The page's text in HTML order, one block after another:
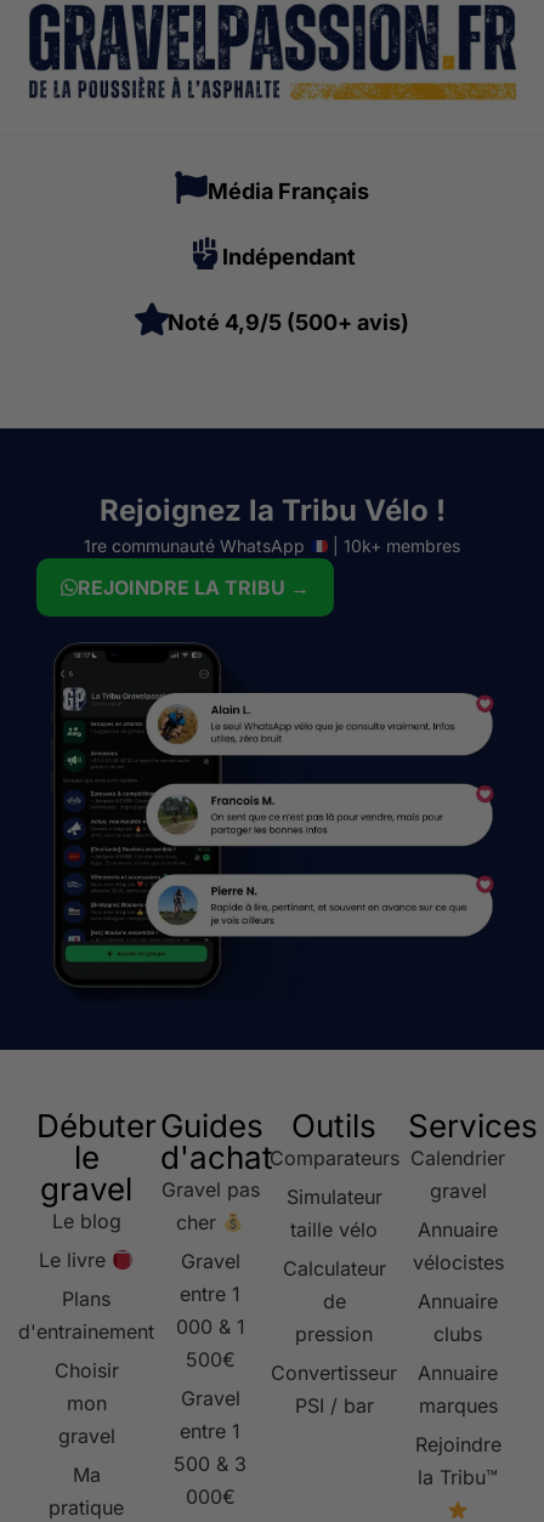
Média Français
Indépendant
Noté 4,9/5 (500+ avis)
Rejoignez la Tribu Vélo !
1re communauté WhatsApp | 10k+ membres
REJOINDRE LA TRIBU →
Débuter
le
gravel
Le blog
Le livre
Plans
d'entrainement
Choisir
mon
gravel
Ma
pratique
Guides
d'achat
Gravel pas
cher
Gravel
entre 1
000 & 1
500€
Gravel
entre 1
500 & 3
000€
Outils
Comparateurs
Simulateur
taille vélo
Calculateur
de
pression
Convertisseur
PSI / bar
Services
Calendrier
gravel
Annuaire
vélocistes
Annuaire
clubs
Annuaire
marques
Rejoindre
la Tribu™